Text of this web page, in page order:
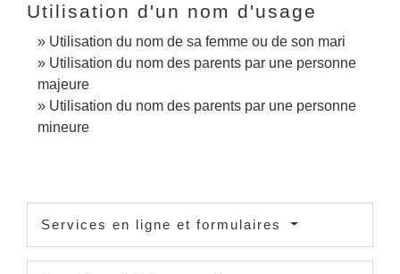
Utilisation d'un nom d'usage
Utilisation du nom de sa femme ou de son mari
Utilisation du nom des parents par une personne
majeure
Utilisation du nom des parents par une personne
mineure
Services en ligne et formulaires